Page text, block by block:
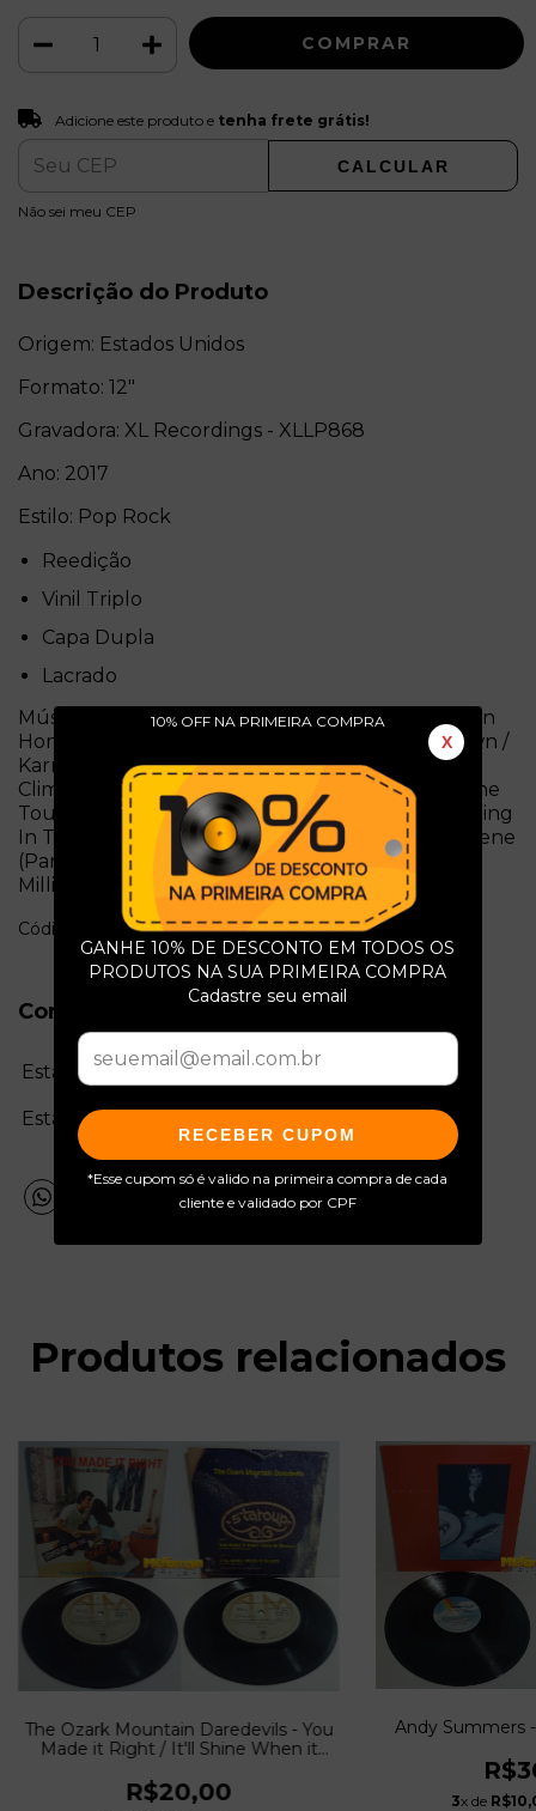
10% OFF NA PRIMEIRA COMPRA
X
GANHE 10% DE DESCONTO EM TODOS OS
PRODUTOS NA SUA PRIMEIRA COMPRA
Cadastre seu email
RECEBER CUPOM
*Esse cupom só é valido na primeira compra de cada
cliente e validado por CPF
Adicione este produto etenha frete grátis!
Entregas para o CEP: ALTERAR CEP
Adicione este produto e tenha frete grátis!
CALCULAR
Não sei meu CEP
Descrição do Produto
Origem: Estados Unidos
Formato: 12"
Gravadora: XL Recordings - XLLP868
Ano: 2017
Estilo: Pop Rock
Reedição
Vinil Triplo
Capa Dupla
Lacrado
Músicas: Airbag / Paranoid Android / Subterranean
Homesick Alien / Exit Music (For A Film) / Let Down /
Karma Police / Fitter Happier / Electioneering /
Climbing Up The Walls / No Surprises / Lucky / The
Tourist / I Promise / Man Of War / Lift / Lull / Meeting
In The Aisle / Melatonin / A Reminder / Polyethylene
(Parts 1 & 2) / Pearly* / Palo Alto / How I Made My
Millions
Código: l5255
Conservação do Produto
Estado da mídia:
Estado da capa:
Produtos relacionados
The Ozark Mountain Daredevils - You
Made it Right / It'll Shine When it
R$20,00
Andy Summers
3x de